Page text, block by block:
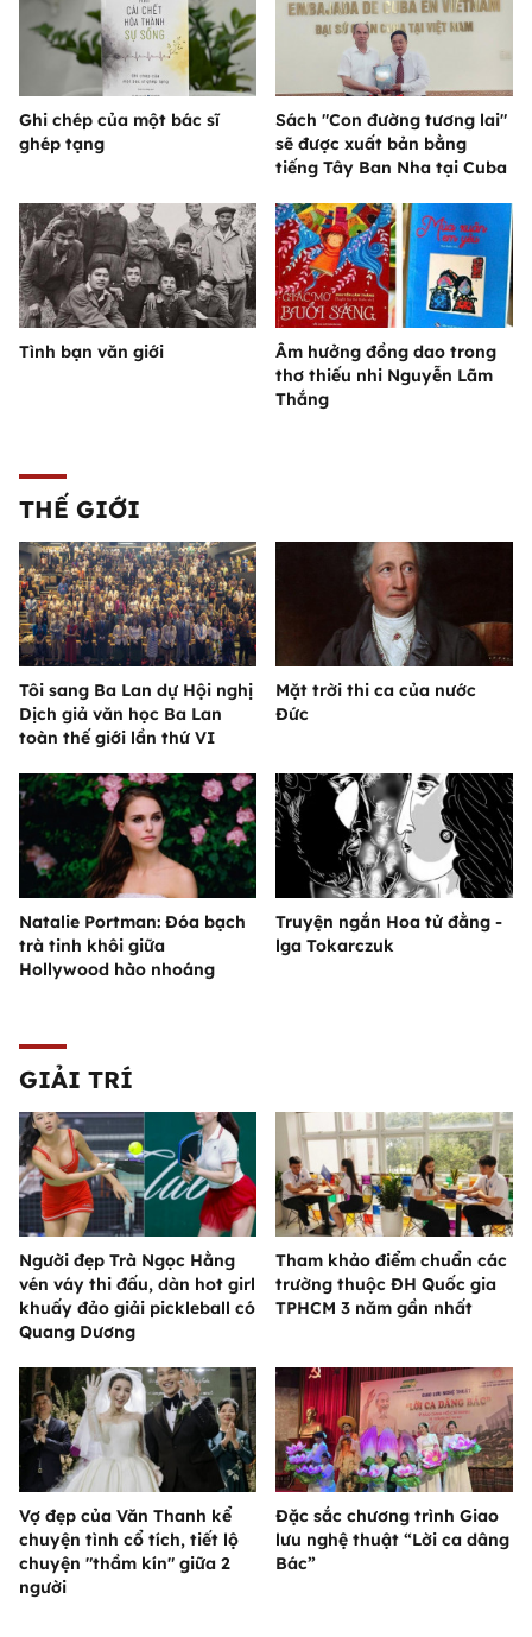
Ghi chép của một bác sĩ
ghép tạng
Sách "Con đường tương lai"
sẽ được xuất bản bằng
tiếng Tây Ban Nha tại Cuba
Tình bạn văn giới
Âm hưởng đồng dao trong
thơ thiếu nhi Nguyễn Lãm
Thắng
THẾ GIỚI
Tôi sang Ba Lan dự Hội nghị
Dịch giả văn học Ba Lan
toàn thế giới lần thứ VI
Mặt trời thi ca của nước
Đức
Natalie Portman: Đóa bạch
trà tinh khôi giữa
Hollywood hào nhoáng
Truyện ngắn Hoa tử đằng -
lga Tokarczuk
GIẢI TRÍ
Người đẹp Trà Ngọc Hằng
vén váy thi đấu, dàn hot girl
khuấy đảo giải pickleball có
Quang Dương
Tham khảo điểm chuẩn các
trường thuộc ĐH Quốc gia
TPHCM 3 năm gần nhất
Vợ đẹp của Văn Thanh kể
chuyện tình cổ tích, tiết lộ
chuyện "thầm kín" giữa 2
người
Đặc sắc chương trình Giao
lưu nghệ thuật “Lời ca dâng
Bác”